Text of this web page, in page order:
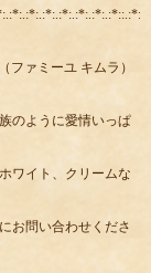
ファミーユ キムラ）
のように愛情いっぱ
ワイト、クリームな
お問い合わせくださ